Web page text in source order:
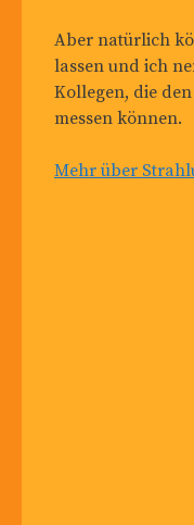
Aber natürlich
lassen und ich
Kollegen, die
messen können.
Mehr über